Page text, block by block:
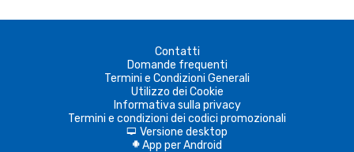
Contatti
Domande frequenti
Termini e Condizioni Generali
Utilizzo dei Cookie
Informativa sulla privacy
Termini e condizioni dei codici promozionali
d Versione desktop
A App per Android